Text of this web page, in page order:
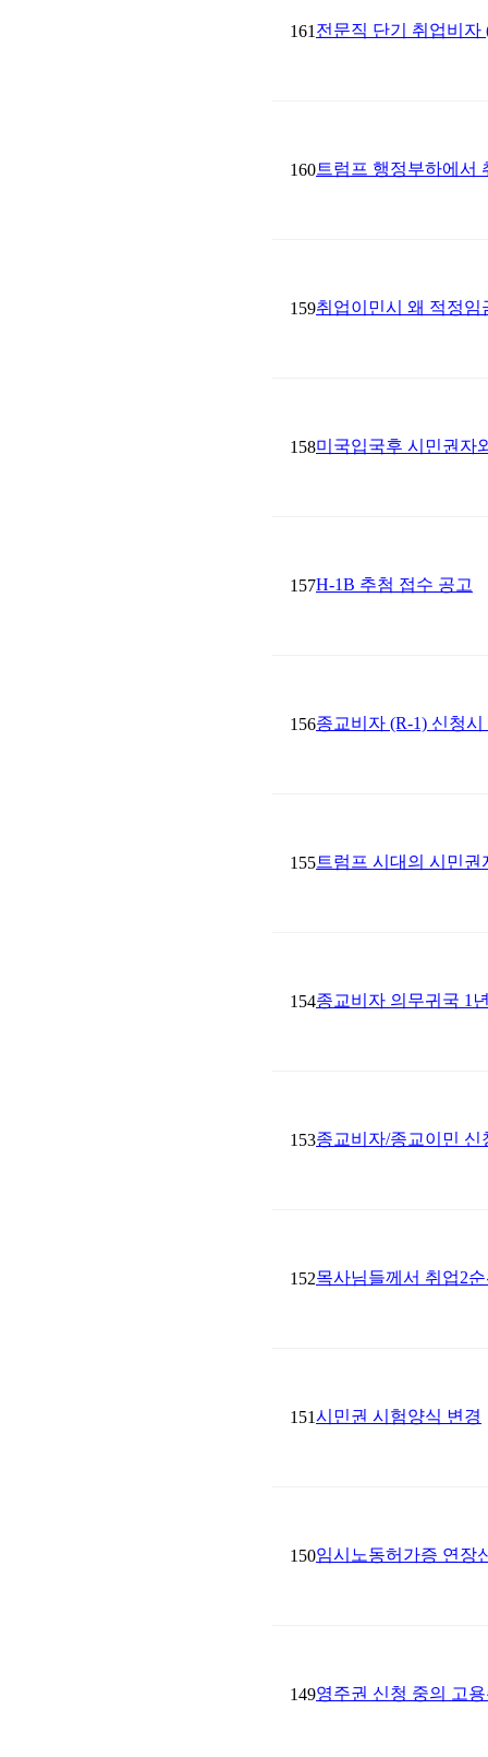
161 전문직 단기 취업비자
160트럼프 행정부하에서
159취업이민시 왜 적정임
158미국입국후 시민권자
157H-1B 추첨 접수 공고
156종교비자 (R-1) 신청
155트럼프 시대의 시민
154종교비자 의무귀국 1
153종교비자/종교이민 신
152목사님들께서 취업2
151시민권 시험양식 변경
150임시노동허가증 연장
149영주권 신청 중의 고